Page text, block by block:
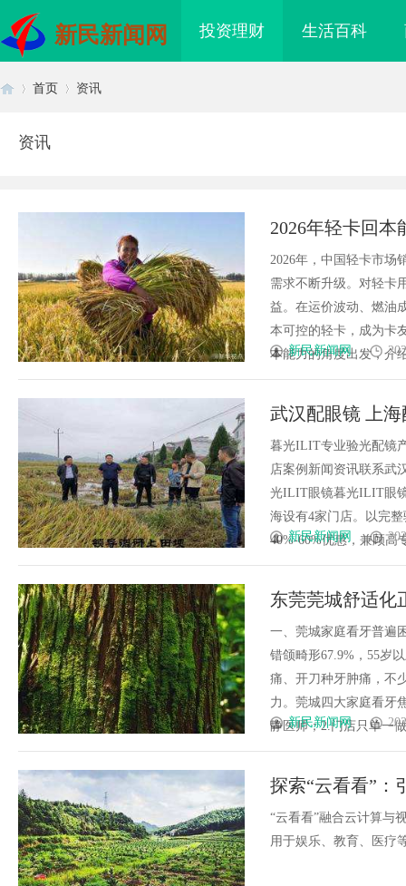
新民新闻网 投资理财 生活百科
首页 资讯
资讯
2026年轻卡回
潜力车型介绍
2026年，中国轻卡市场
需求不断升级。对轻卡
益。在运价波动、燃油
本可控的轻卡，成为卡
本能力的角度出发，介
新民新闻网
武汉配眼镜 上
暮光ILIT专业验光配镜
店案例新闻资讯联系武
光ILIT眼镜暮光ILIT眼
海设有4家门店。以完
40%-60%优惠，兼顾高
新民新闻网
东莞莞城舒适化
一、莞城家庭看牙普遍
错颌畸形67.9%，55岁
痛、开刀种牙肿痛，不
力。莞城四大家庭看牙
静医师；2.门店只单一
新民新闻网
探索“云看看”：
“云看看”融合云计算与
用于娱乐、教育、医疗
即用，规避侵权风险 2026年工程验收趋严，反光路锥
膜耐久才是关键项